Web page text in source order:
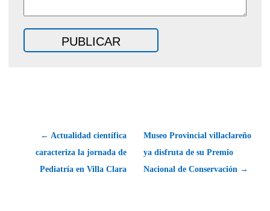
← Actualidad científica
caracteriza la jornada de
Pediatría en Villa Clara
Museo Provincial villaclareño
ya disfruta de su Premio
Nacional de Conservación →